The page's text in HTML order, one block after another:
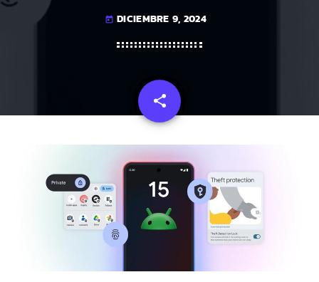
today DICIEMBRE 9, 2024
share
email